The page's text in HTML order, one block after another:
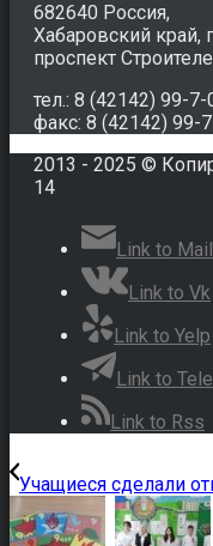
682640 Россия,
Хабаровский край,
проспект
тел.: 8 (42142) 99-7-
факс: 8 (42142) 99-
2013 - 2025 ©
14
Link to Mail
Link to Vk
Link to Yelp
Link to
Link to Rss
Учащиеся сделали